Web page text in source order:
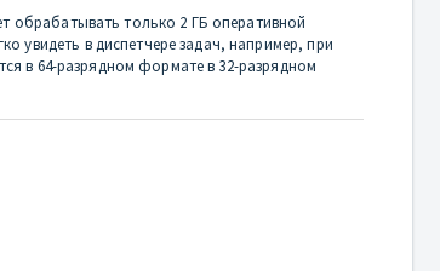
обрабатывать только 2 ГБ оперативной
увидеть в диспетчере задач, например, при
в 64-разрядном формате в 32-разрядном